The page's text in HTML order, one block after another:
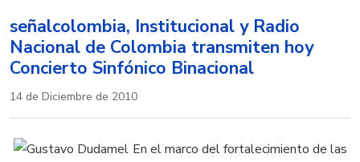
señalcolombia, Institucional y Radio
Nacional de Colombia transmiten hoy
Concierto Sinfónico Binacional
14 de Diciembre de 2010
En el marco del fortalecimiento de las